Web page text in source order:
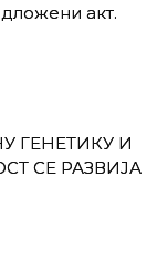
акт.
ГЕНЕТИКУ И
СЕ РАЗВИЈА